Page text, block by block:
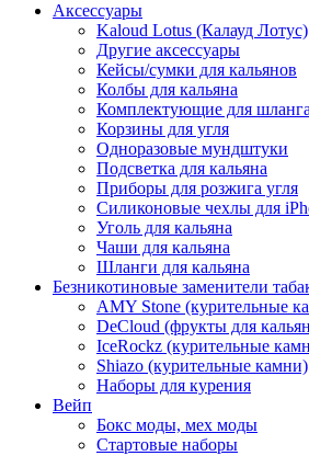
Аксессуары
Kaloud Lotus (Калауд Лотус)
Другие аксессуары
Кейсы/сумки для кальянов
Колбы для кальяна
Комплектующие для шланга
Корзины для угля
Одноразовые мундштуки
Подсветка для кальяна
Приборы для розжига угля
Силиконовые чехлы для
Уголь для кальяна
Чаши для кальяна
Шланги для кальяна
Безникотиновые заменители
AMY Stone (курительные
DeCloud (фрукты для
IceRockz (курительные
Shiazo (курительные камни)
Наборы для курения
Вейп
Бокс моды, мех моды
Стартовые наборы